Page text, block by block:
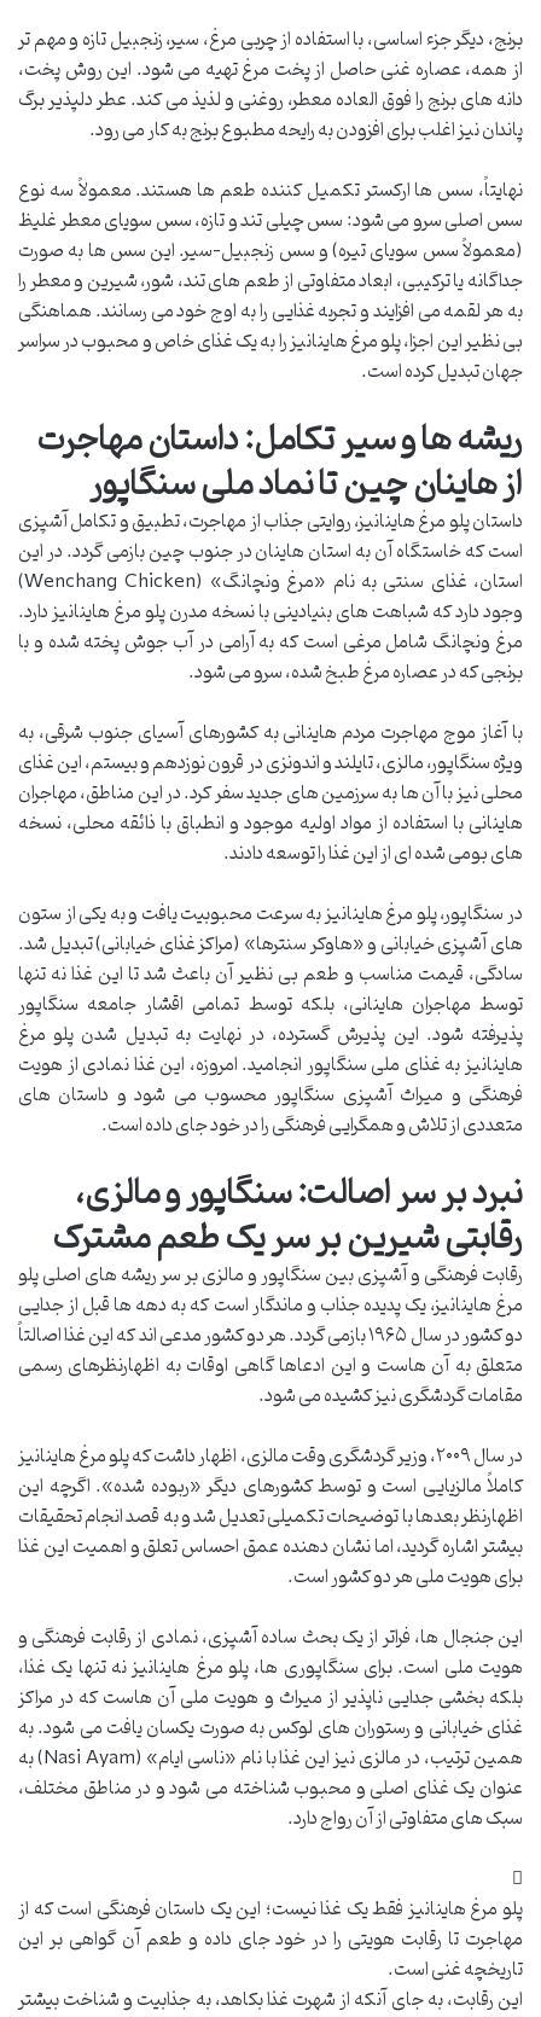
برنج، دیگر جزء اساسی، با استفاده از چربی مرغ، سیر، زنجبیل تازه و مهم تر
از همه، عصاره غنی حاصل از پخت مرغ تهیه می شود. این روش پخت،
دانه های برنج را فوق العاده معطر، روغنی و لذیذ می کند. عطر دلپذیر برگ
پاندان نیز اغلب برای افزودن به رایحه مطبوع برنج به کار می رود.
نهایتاً، سس ها ارکستر تکمیل کننده طعم ها هستند. معمولاً سه نوع
سس اصلی سرو می شود: سس چیلی تند و تازه، سس سویای معطر غلیظ
(معمولاً سس سویای تیره) و سس زنجبیل-سیر. این سس ها به صورت
جداگانه یا ترکیبی، ابعاد متفاوتی از طعم های تند، شور، شیرین و معطر را
به هر لقمه می افزایند و تجربه غذایی را به اوج خود می رسانند. هماهنگی
بی نظیر این اجزا، پلو مرغ هاینانیز را به یک غذای خاص و محبوب در سراسر
جهان تبدیل کرده است.
ریشه ها و سیر تکامل: داستان مهاجرت
از هاینان چین تا نماد ملی سنگاپور
داستان پلو مرغ هاینانیز، روایتی جذاب از مهاجرت، تطبیق و تکامل آشپزی
است که خاستگاه آن به استان هاینان در جنوب چین بازمی گردد. در این
استان، غذای سنتی به نام «مرغ ونچانگ» (Wenchang Chicken)
وجود دارد که شباهت های بنیادینی با نسخه مدرن پلو مرغ هاینانیز دارد.
مرغ ونچانگ شامل مرغی است که به آرامی در آب جوش پخته شده و با
برنجی که در عصاره مرغ طبخ شده، سرو می شود.
با آغاز موج مهاجرت مردم هاینانی به کشورهای آسیای جنوب شرقی، به
ویژه سنگاپور، مالزی، تایلند و اندونزی در قرون نوزدهم و بیستم، این غذای
محلی نیز با آن ها به سرزمین های جدید سفر کرد. در این مناطق، مهاجران
هاینانی با استفاده از مواد اولیه موجود و انطباق با ذائقه محلی، نسخه
های بومی شده ای از این غذا را توسعه دادند.
در سنگاپور، پلو مرغ هاینانیز به سرعت محبوبیت یافت و به یکی از ستون
های آشپزی خیابانی و «هاوکر سنترها» (مراکز غذای خیابانی) تبدیل شد.
سادگی، قیمت مناسب و طعم بی نظیر آن باعث شد تا این غذا نه تنها
توسط مهاجران هاینانی، بلکه توسط تمامی اقشار جامعه سنگاپور
پذیرفته شود. این پذیرش گسترده، در نهایت به تبدیل شدن پلو مرغ
هاینانیز به غذای ملی سنگاپور انجامید. امروزه، این غذا نمادی از هویت
فرهنگی و میراث آشپزی سنگاپور محسوب می شود و داستان های
متعددی از تلاش و همگرایی فرهنگی را در خود جای داده است.
نبرد بر سر اصالت: سنگاپور و مالزی،
رقابتی شیرین بر سر یک طعم مشترک
رقابت فرهنگی و آشپزی بین سنگاپور و مالزی بر سر ریشه های اصلی پلو
مرغ هاینانیز، یک پدیده جذاب و ماندگار است که به دهه ها قبل از جدایی
دو کشور در سال ۱۹۶۵ بازمی گردد. هر دو کشور مدعی اند که این غذا اصالتاً
متعلق به آن هاست و این ادعاها گاهی اوقات به اظهارنظرهای رسمی
مقامات گردشگری نیز کشیده می شود.
در سال ۲۰۰۹، وزیر گردشگری وقت مالزی، اظهار داشت که پلو مرغ هاینانیز
کاملاً مالزیایی است و توسط کشورهای دیگر «ربوده شده». اگرچه این
اظهارنظر بعدها با توضیحات تکمیلی تعدیل شد و به قصد انجام تحقیقات
بیشتر اشاره گردید، اما نشان دهنده عمق احساس تعلق و اهمیت این غذا
برای هویت ملی هر دو کشور است.
این جنجال ها، فراتر از یک بحث ساده آشپزی، نمادی از رقابت فرهنگی و
هویت ملی است. برای سنگاپوری ها، پلو مرغ هاینانیز نه تنها یک غذا،
بلکه بخشی جدایی ناپذیر از میراث و هویت ملی آن هاست که در مراکز
غذای خیابانی و رستوران های لوکس به صورت یکسان یافت می شود. به
همین ترتیب، در مالزی نیز این غذا با نام «ناسی ایام» (Nasi Ayam) به
عنوان یک غذای اصلی و محبوب شناخته می شود و در مناطق مختلف،
سبک های متفاوتی از آن رواج دارد.
پلو مرغ هاینانیز فقط یک غذا نیست؛ این یک داستان فرهنگی است که از
مهاجرت تا رقابت هویتی را در خود جای داده و طعم آن گواهی بر این
تاریخچه غنی است.
این رقابت، به جای آنکه از شهرت غذا بکاهد، به جذابیت و شناخت بیشتر